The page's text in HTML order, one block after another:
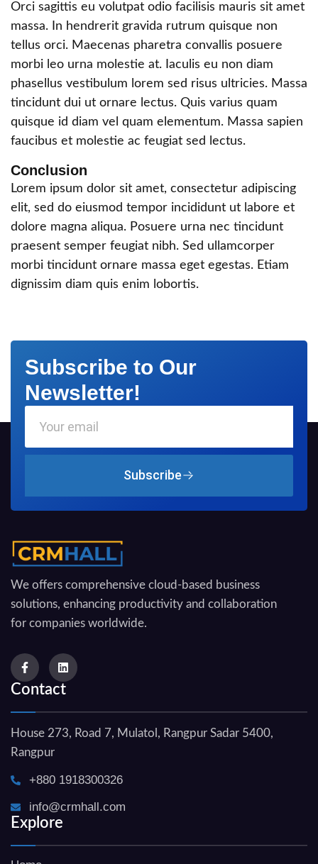
Orci sagittis eu volutpat odio facilisis mauris sit amet
massa. In hendrerit gravida rutrum quisque non
tellus orci. Maecenas pharetra convallis posuere
morbi leo urna molestie at. Iaculis eu non diam
phasellus vestibulum lorem sed risus ultricies. Massa
tincidunt dui ut ornare lectus. Quis varius quam
quisque id diam vel quam elementum. Massa sapien
faucibus et molestie ac feugiat sed lectus.
Conclusion
Lorem ipsum dolor sit amet, consectetur adipiscing
elit, sed do eiusmod tempor incididunt ut labore et
dolore magna aliqua. Posuere urna nec tincidunt
praesent semper feugiat nibh. Sed ullamcorper
morbi tincidunt ornare massa eget egestas. Etiam
dignissim diam quis enim lobortis.
Subscribe to Our
Newsletter!
Subscribe
We offers comprehensive cloud-based business
solutions, enhancing productivity and collaboration
for companies worldwide.
Contact
House 273, Road 7, Mulatol, Rangpur Sadar 5400,
Rangpur
+880 1918300326
info@crmhall.com
Explore